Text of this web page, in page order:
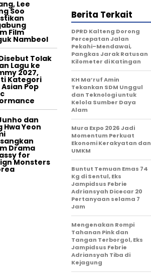
Lee
Soo
Film
Nambeol
Tolak
Lagu ke
2027,
Kategori
Pop
dan
Hwa Yeon
Drama
for
Monsters
Berita Terkait
DPRD Kalteng Dorong
Percepatan Jalan
Pekahi–Mendawai,
Pangkas Jarak Ratusan
Kilometer di Katingan
KH Ma’ruf Amin
Tekankan SDM Unggul
dan Teknologi untuk
Kelola Sumber Daya
Alam
Mura Expo 2026 Jadi
Momentum Perkuat
Ekonomi Kerakyatan dan
UMKM
Buntut Temuan Emas 74
Kg di Sentul, Eks
Jampidsus Febrie
Adriansyah Dicecar 20
Pertanyaan selama 7
Jam
Mengenakan Rompi
Tahanan Pink dan
Tangan Terborgol, Eks
Jampidsus Febrie
Adriansyah Tiba di
Kejagung